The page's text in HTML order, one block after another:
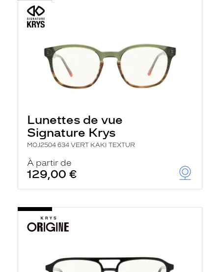
Lunettes de vue
Signature Krys
MOJ2504 634 VERT KAKI TEXTUR
À partir de
129,00 €